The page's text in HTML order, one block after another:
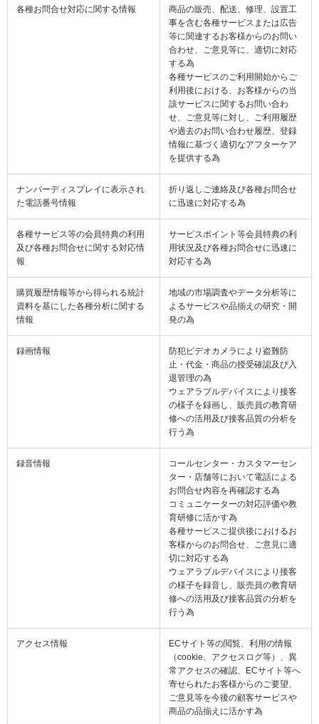
各種お問合せ対応に関する情報
商品の販売、配送、修理、設置工
事を含む各種サービスまたは広告
等に関連するお客様からのお問い
合わせ、ご意見等に、適切に対応
する為
各種サービスのご利用開始からご
利用後における、お客様からの当
該サービスに関するお問い合わ
せ、ご意見等に対し、ご利用履歴
や過去のお問い合わせ履歴、登録
情報に基づく適切なアフターケア
を提供する為
ナンバーディスプレイに表示され
た電話番号情報
折り返しご連絡及び各種お問合せ
に迅速に対応する為
各種サービス等の会員特典の利用
及び各種お問合せに関する対応情
報
サービスポイント等会員特典の利
用状況及び各種お問合せに迅速に
対応する為
購買履歴情報等から得られる統計
資料を基にした各種分析に関する
情報
地域の市場調査やデータ分析等に
よるサービスや品揃えの研究・開
発の為
録画情報
防犯ビデオカメラにより盗難防
止・代金・商品の授受確認及び入
退管理の為
ウェアラブルデバイスにより接客
の様子を録画し、販売員の教育研
修への活用及び接客品質の分析を
行う為
録音情報
コールセンター・カスタマーセン
ター・店舗等において電話による
お問合せ内容を再確認する為
コミュニケーターの対応評価や教
育研修に活かす為
各種サービスご提供後におけるお
客様からのお問合せ、ご意見に適
切に対応する為
ウェアラブルデバイスにより接客
の様子を録音し、販売員の教育研
修への活用及び接客品質の分析を
行う為
アクセス情報
ECサイト等の閲覧、利用の情報
（cookie、アクセスログ等）、異
常アクセスの確認、ECサイト等へ
寄せられたお客様からのご要望、
ご意見等を今後の顧客サービスや
商品の品揃えに活かす為